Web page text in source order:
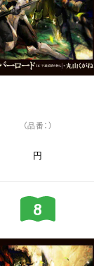
（品番：）
円